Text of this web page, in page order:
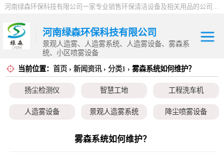
河南绿森环保科技有限公司一家专业销售环保清洁设备及相关用品的公司，产品包括：音乐喷泉、雾森系统、人造雾设备、景观人造雾、人造雾系统、小区喷雾设备、高压喷雾降尘设备、料仓喷雾除尘系统、喷雾降温加湿设备、郑州喷雾消毒设备，等八大系列上百个品种。
河南绿森环保科技有限公司
景观人造雾、人造雾系统、人造雾设备、雾森系
统、小区喷雾设备
当前位置： 首页 › 新闻资讯› 分类1 › 雾森系统如何维护？
扬尘检测仪 智慧工地 工程洗车机
人造雾设备 景观人造雾系统 降尘喷雾设备
高空除尘雾桩
雾森系统如何维护？
扬尘检测仪
智慧工地